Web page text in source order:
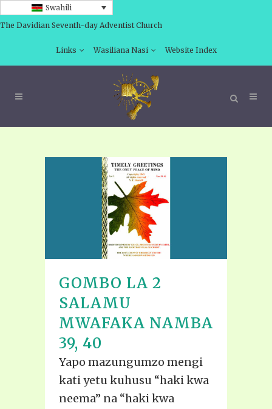
Swahili
The Davidian Seventh-day Adventist Church
Links Wasiliana Nasi Website Index
GOMBO LA 2
SALAMU
MWAFAKA NAMBA
39, 40
Yapo mazungumzo mengi
kati yetu kuhusu “haki kwa
neema” na “haki kwa